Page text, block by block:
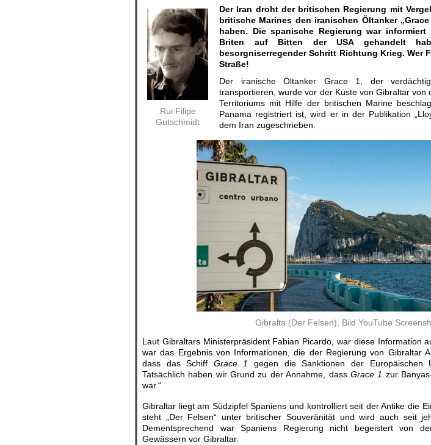
Rui Filipe
Gutschmidt
Der Iran droht der britischen Regierung mit
britische Marines den iranischen Öltanker
haben. Die spanische Regierung war
Briten auf Bitten der USA gehandelt
besorgniserregender Schritt Richtung Krieg. Wer
Straße!
Der iranische Öltanker Grace 1, der
transportieren, wurde vor der Küste von Gibraltar von
Territoriums mit Hilfe der britischen Marine
Panama registriert ist, wird er in der Publikation
dem Iran zugeschrieben.
Gibralta (Der Felsen), Bild YouTube
Laut Gibraltars Ministerpräsident Fabian Picardo, war diese Information
war das Ergebnis von Informationen, die der Regierung von Gibraltar
dass das Schiff Grace 1
gegen die Sanktionen der Europäischen
Tatsächlich haben wir Grund zu der Annahme, dass Grace 1 zur
war.“
Gibraltar liegt am Südzipfel Spaniens und kontrolliert seit der Antike die
steht „Der Felsen“ unter britischer Souveränität und wird auch seit
Dementsprechend war Spaniens Regierung nicht begeistert von
Gewässern vor Gibraltar.